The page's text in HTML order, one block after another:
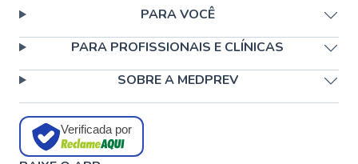
PARA VOCÊ
PARA PROFISSIONAIS E CLÍNICAS
SOBRE A MEDPREV
Verificada por